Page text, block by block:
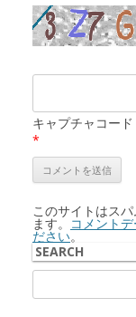
キャプチャコード
*
このサイトはス
ます。 コメント
ださい。
SEARCH
索: